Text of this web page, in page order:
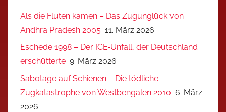
Als die Fluten kamen – Das Zugunglück von
Andhra Pradesh 2005 11. März 2026
Eschede 1998 – Der ICE‑Unfall, der Deutschland
erschütterte 9. März 2026
Sabotage auf Schienen – Die tödliche
Zugkatastrophe von Westbengalen 2010 6. März
2026